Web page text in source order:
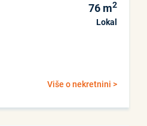
76 m2
Lokal
Više o nekretnini >